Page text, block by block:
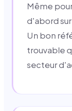
Même
d'abord
Un bon
trouvable
secteur